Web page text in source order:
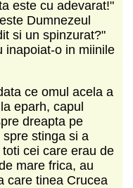
este cu adevarat!"
Dumnezeul
si un spinzurat?"
inapoiat-o in miinile
ce omul acela a
eparh, capul
dreapta pe
stinga si a
cei care erau de
mare frica, au
care tinea Crucea